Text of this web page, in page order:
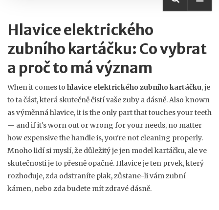
Hlavice elektrického
zubního kartáčku: Co vybrat
a proč to má význam
When it comes to hlavice elektrického zubního kartáčku,je
to ta část, která skutečně čistí vaše zuby a dásně. Also known
asvýměnná hlavice, it is the only part that touches your teeth
— and if it's worn out or wrong for your needs, no matter
how expensive the handle is, you're not cleaning properly.
Mnoho lidí si myslí, že důležitý je jen model kartáčku, ale ve
skutečnosti je to přesně opačné. Hlavice je ten prvek, který
rozhoduje, zda odstraníte plak, zůstane-li vám zubní
kámen, nebo zda budete mít zdravé dásně.